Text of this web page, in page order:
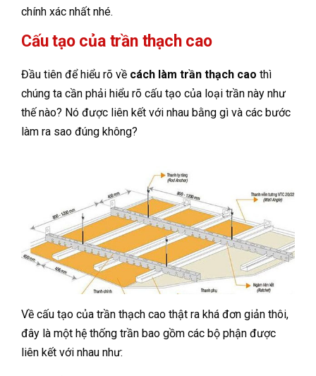
chính xác nhất nhé.
Cấu tạo của trần thạch cao
Đầu tiên để hiểu rõ về cách làm trần thạch cao thì
chúng ta cần phải hiểu rõ cấu tạo của loại trần này như
thế nào? Nó được liên kết với nhau bằng gì và các bước
làm ra sao đúng không?
Về cấu tạo của trần thạch cao thật ra khá đơn giản thôi,
đây là một hệ thống trần bao gồm các bộ phận được
liên kết với nhau như: